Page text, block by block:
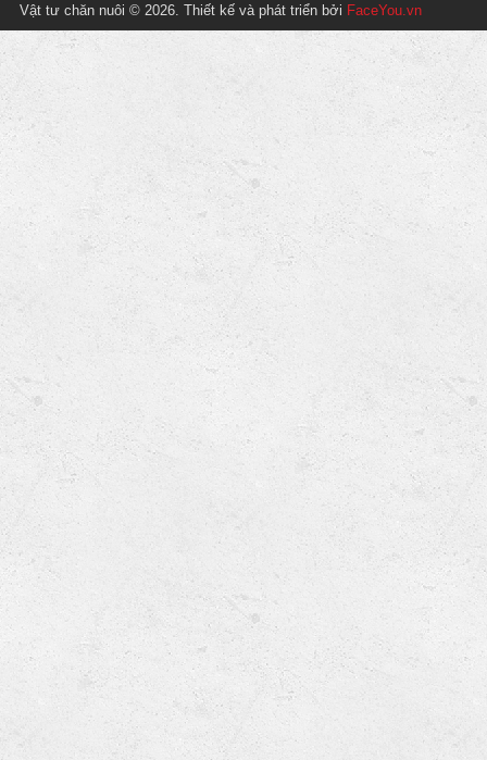
Vật tư chăn nuôi © 2026. Thiết kế và phát triển bởi FaceYou.vn